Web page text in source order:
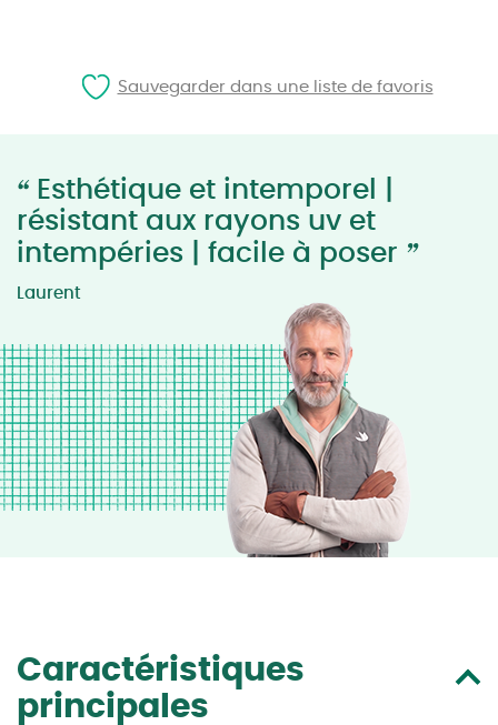
“ Esthétique et intemporel |
résistant aux rayons uv et
intempéries | facile à poser ”
Laurent
Caractéristiques
principales
Sauvegarder dans une liste de favoris